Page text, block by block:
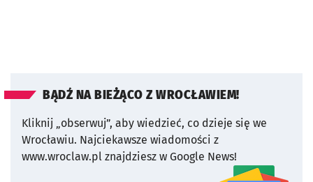
BĄDŹ NA BIEŻĄCO Z WROCŁAWIEM!
Kliknij „obserwuj”, aby wiedzieć, co dzieje się we
Wrocławiu. Najciekawsze wiadomości z
www.wroclaw.pl znajdziesz w Google News!